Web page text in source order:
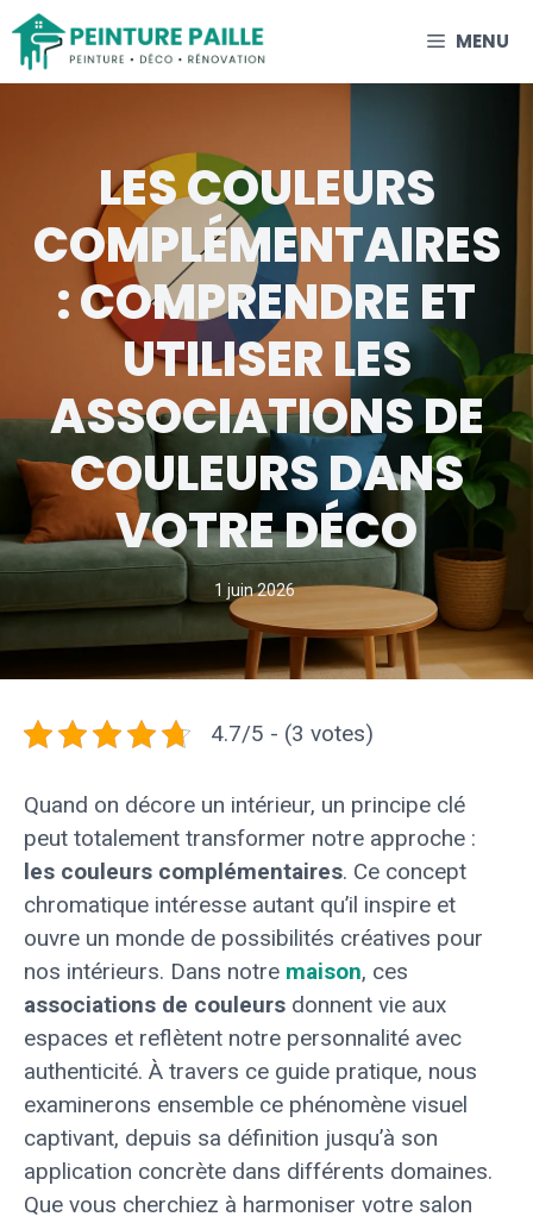
Aller
contenu
MENU
LES COULEURS
COMPLÉMENTAIRES
: COMPRENDRE ET
UTILISER LES
ASSOCIATIONS DE
COULEURS DANS
VOTRE DÉCO
1 juin 2026
4.7/5 - (3 votes)
Quand on décore un intérieur, un principe clé
peut totalement transformer notre approche :
les couleurs complémentaires. Ce concept
chromatique intéresse autant qu’il inspire et
ouvre un monde de possibilités créatives pour
nos intérieurs. Dans notre maison, ces
associations de couleurs donnent vie aux
espaces et reflètent notre personnalité avec
authenticité. À travers ce guide pratique, nous
examinerons ensemble ce phénomène visuel
captivant, depuis sa définition jusqu’à son
application concrète dans différents domaines.
Que vous cherchiez à harmoniser votre salon